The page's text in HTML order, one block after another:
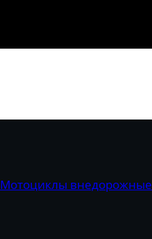
Мотоциклы внедорожные